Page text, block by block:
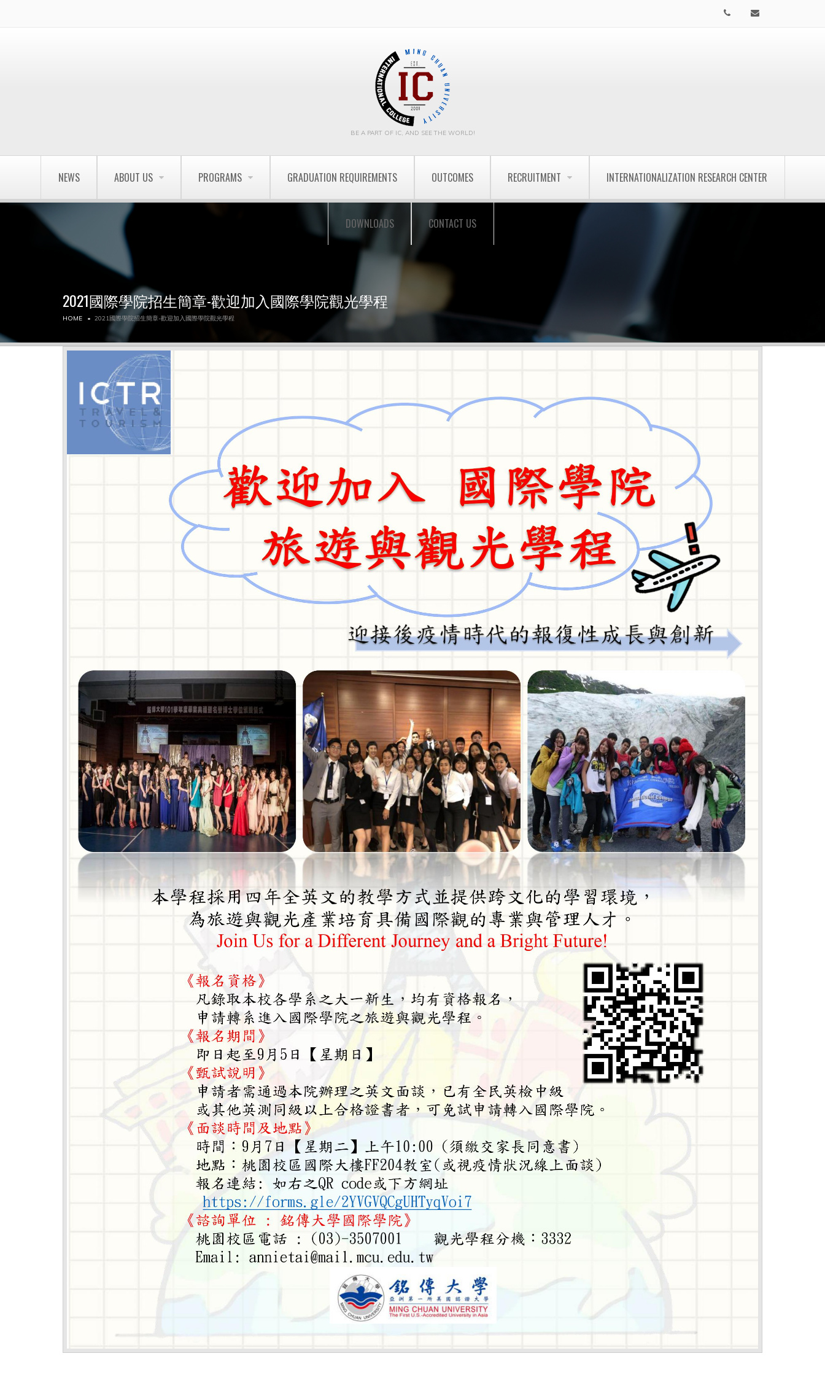
BE A PART OF IC, AND SEE THE WORLD!
NEWS ABOUT US PROGRAMS GRADUATION REQUIREMENTS OUTCOMES RECRUITMENT INTERNATIONALIZATION RESEARCH CENTER
DOWNLOADS CONTACT US
2021國際學院招生簡章-歡迎加入國際學院觀光學程
HOME 2021國際學院招生簡章-歡迎加入國際學院觀光學程